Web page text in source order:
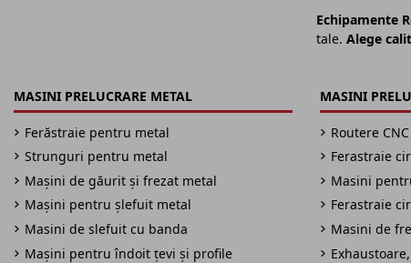
Echipamente
tale. Alege
MASINI PRELUCRARE METAL
Ferăstraie pentru metal
Strunguri pentru metal
Mașini de găurit și frezat metal
Mașini pentru șlefuit metal
Masini de slefuit cu banda
Mașini pentru îndoit țevi și profile
MASINI
Routere CNC
Ferastraie
Masini
Ferastraie
Masini de